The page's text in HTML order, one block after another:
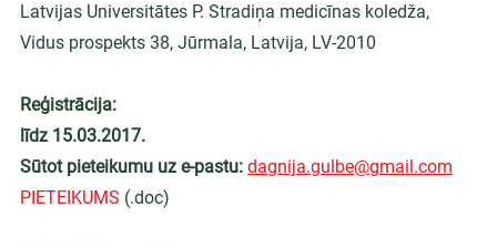
Latvijas Universitātes P. Stradiņa medicīnas koledža,
Vidus prospekts 38, Jūrmala, Latvija, LV-2010
Reģistrācija:
līdz 15.03.2017.
Sūtot pieteikumu uz e-pastu: dagnija.gulbe@gmail.com
PIETEIKUMS (.doc)